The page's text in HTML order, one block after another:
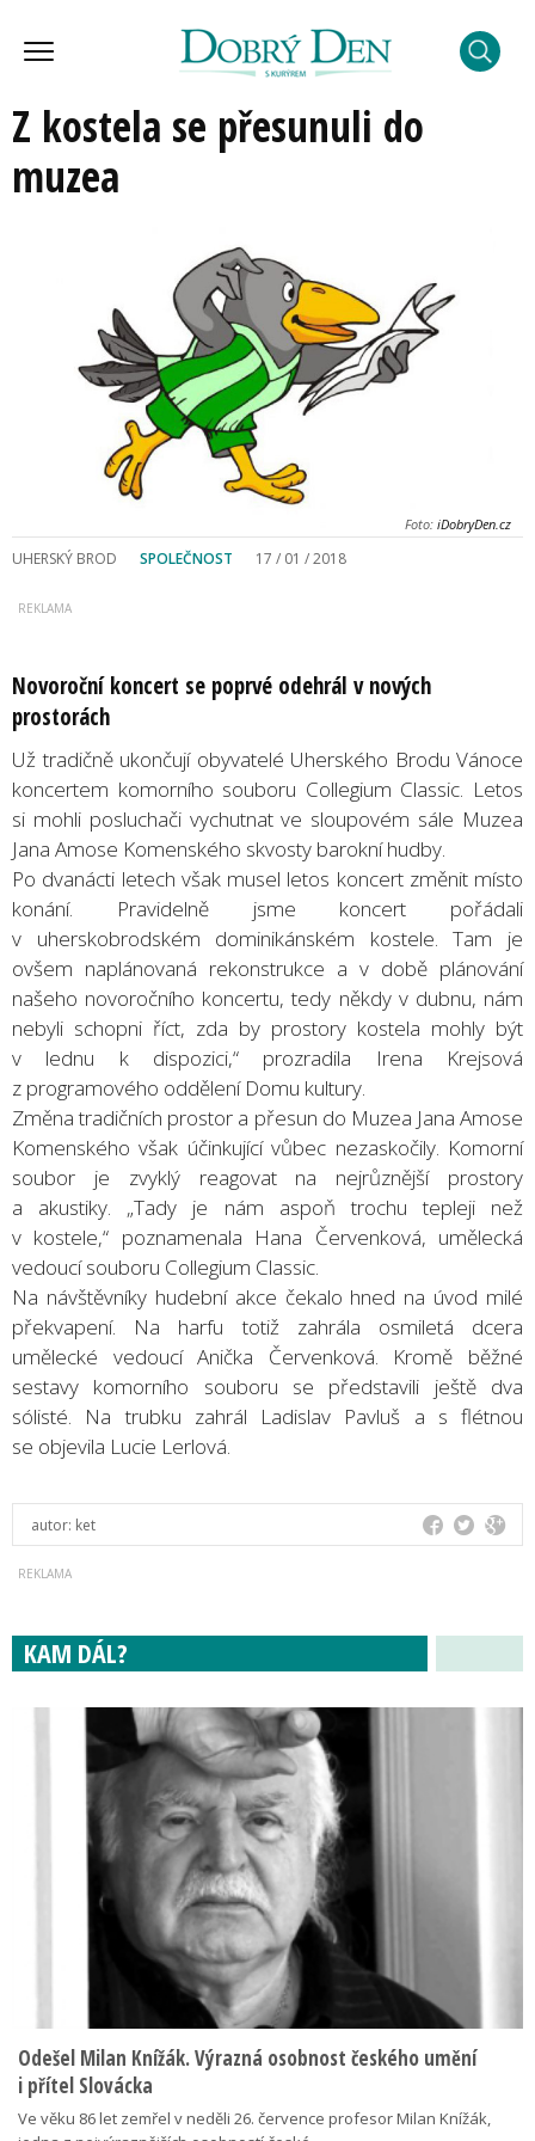
Z kostela se přesunuli do
muzea
Foto: iDobryDen.cz
UHERSKÝ BROD SPOLEČNOST 17 / 01 / 2018
Novoroční koncert se poprvé odehrál v nových
prostorách
Už tradičně ukončují obyvatelé Uherského Brodu Vánoce
koncertem komorního souboru Collegium Classic. Letos
si mohli posluchači vychutnat ve sloupovém sále Muzea
Jana Amose Komenského skvosty barokní hudby.
Po dvanácti letech však musel letos koncert změnit místo
konání. Pravidelně jsme koncert pořádali
v uherskobrodském dominikánském kostele. Tam je
ovšem naplánovaná rekonstrukce a v době plánování
našeho novoročního koncertu, tedy někdy v dubnu, nám
nebyli schopni říct, zda by prostory kostela mohly být
v lednu k dispozici,“ prozradila Irena Krejsová
z programového oddělení Domu kultury.
Změna tradičních prostor a přesun do Muzea Jana Amose
Komenského však účinkující vůbec nezaskočily. Komorní
soubor je zvyklý reagovat na nejrůznější prostory
a akustiky. „Tady je nám aspoň trochu tepleji než
v kostele,“ poznamenala Hana Červenková, umělecká
vedoucí souboru Collegium Classic.
Na návštěvníky hudební akce čekalo hned na úvod milé
překvapení. Na harfu totiž zahrála osmiletá dcera
umělecké vedoucí Anička Červenková. Kromě běžné
sestavy komorního souboru se představili ještě dva
sólisté. Na trubku zahrál Ladislav Pavluš a s flétnou
se objevila Lucie Lerlová.
autor: ket
KAM DÁL?
Odešel Milan Knížák. Výrazná osobnost českého umění
i přítel Slovácka
Ve věku 86 let zemřel v neděli 26. července profesor Milan Knížák,